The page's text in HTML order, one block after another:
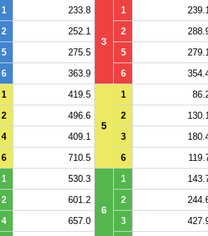
1 233.8
3
1
2 252.1 2
5 275.5 5
6 363.9 6
1 419.5
5
1
2 496.6 2
4 409.1 3
6 710.5 6
1 530.3
6
1
2 601.2 2
4 657.0 3